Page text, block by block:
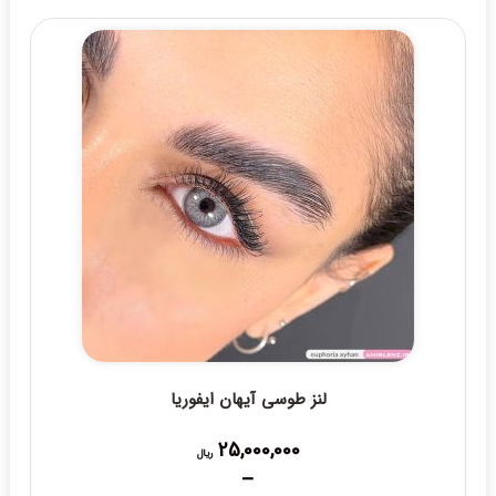
بود.
لنز طوسی آیهان ایفوریا
25,000,000 ریال
–